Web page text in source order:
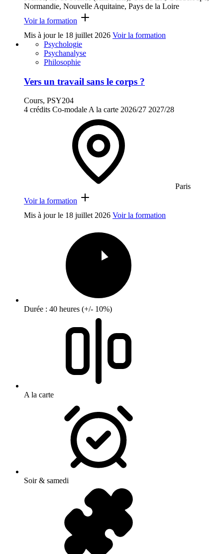
Normandie, Nouvelle Aquitaine, Pays de la Loire
Voir la formation
Mis à jour le 18 juillet 2026 Voir la formation
Psychologie
Psychanalyse
Philosophie
Vers un travail sans le corps ?
Cours, PSY204
4 crédits Co-modaleA la carte 2026/27 2027/28
Paris
Voir la formation
Mis à jour le 18 juillet 2026 Voir la formation
Durée : 40 heures (+/- 10%)
A la carte
Soir & samedi